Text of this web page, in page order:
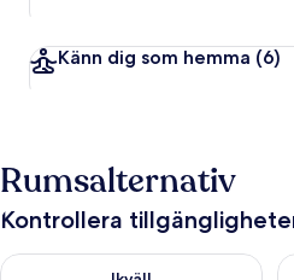
Känn dig som hemma (6)
Rumsalternativ
Kontrollera
Kontrollera tillgängligheten för